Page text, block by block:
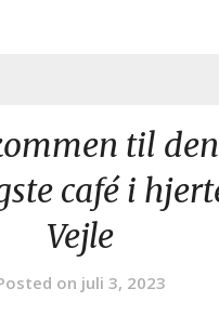
til den
café i
Vejle
on juli 3, 2023